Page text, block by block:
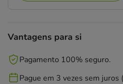
Vantagens para si
Pagamento 100% seguro.
Pague em 3 vezes sem